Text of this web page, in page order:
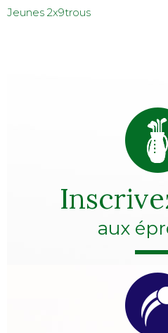
Jeunes 2x9trous
aux